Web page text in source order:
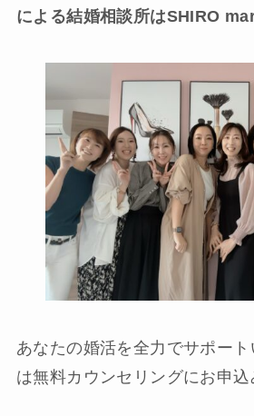
による結婚相談所はSHIRO
あなたの婚活を全力でサポー
は無料カウンセリングにお申込